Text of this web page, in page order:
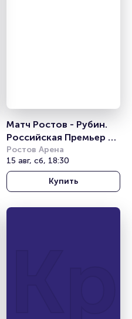
Матч Ростов - Рубин.
Российская Премьер
Лига
Ростов Арена
15 авг, сб, 18:30
Купить